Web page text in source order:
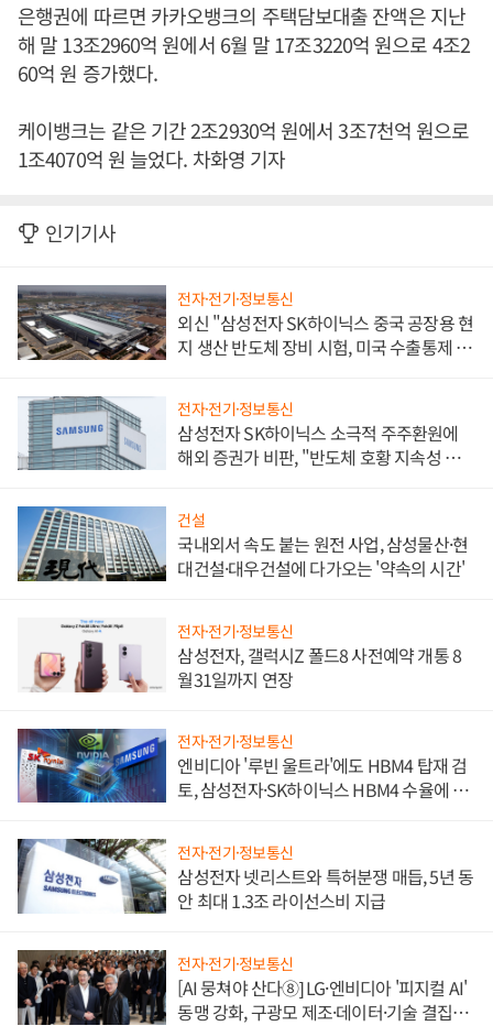
은행권에 따르면 카카오뱅크의 주택담보대출 잔액은 지난
해 말 13조2960억 원에서 6월 말 17조3220억 원으로 4조2
60억 원 증가했다.
케이뱅크는 같은 기간 2조2930억 원에서 3조7천억 원으로
1조4070억 원 늘었다. 차화영 기자
인기기사
전자·전기·정보통신
외신 "삼성전자 SK하이닉스 중국 공장용 현
지 생산 반도체 장비 시험, 미국 수출통제 대
전자·전기·정보통신
삼성전자 SK하이닉스 소극적 주주환원에
해외 증권가 비판, "반도체 호황 지속성 의
건설
국내외서 속도 붙는 원전 사업, 삼성물산·현
대건설·대우건설에 다가오는 '약속의 시간'
전자·전기·정보통신
삼성전자, 갤럭시Z 폴드8 사전예약 개통 8
월31일까지 연장
전자·전기·정보통신
엔비디아 '루빈 울트라'에도 HBM4 탑재 검
토, 삼성전자·SK하이닉스 HBM4 수율에 주
전자·전기·정보통신
삼성전자 넷리스트와 특허분쟁 매듭, 5년 동
안 최대 1.3조 라이선스비 지급
전자·전기·정보통신
[AI 뭉쳐야 산다⑧] LG·엔비디아 '피지컬 AI'
동맹 강화, 구광모 제조·데이터·기술 결집